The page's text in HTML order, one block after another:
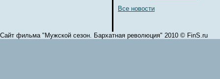
Все новости
Сайт фильма "Мужской сезон. Бархатная революция" 2010 © FinS.ru